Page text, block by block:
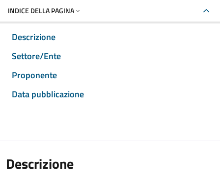
INDICE DELLA PAGINA
Descrizione
Settore/Ente
Proponente
Data pubblicazione
Descrizione